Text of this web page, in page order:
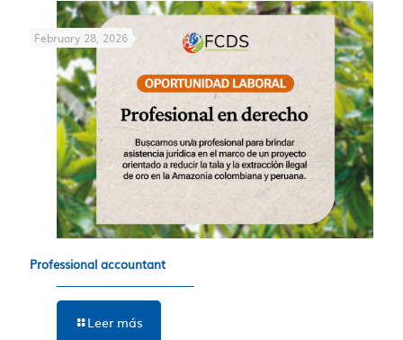
February 28, 2026
Professional accountant
Leer más